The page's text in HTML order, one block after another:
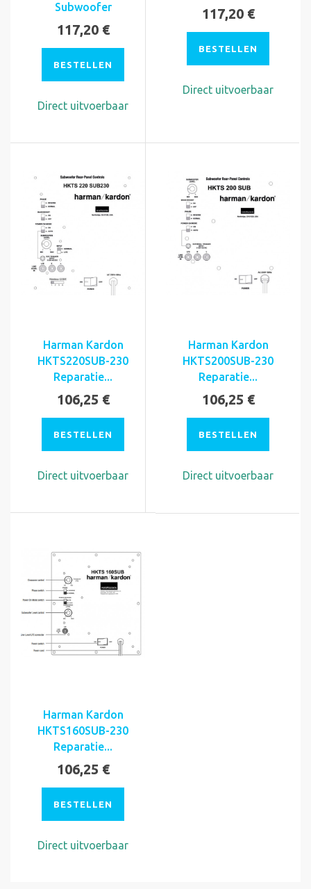
Subwoofer
117,20 €
BESTELLEN
Direct uitvoerbaar
117,20 €
BESTELLEN
Direct uitvoerbaar
Harman Kardon
HKTS220SUB-230
Reparatie...
106,25 €
BESTELLEN
Direct uitvoerbaar
Harman Kardon
HKTS200SUB-230
Reparatie...
106,25 €
BESTELLEN
Direct uitvoerbaar
Harman Kardon
HKTS160SUB-230
Reparatie...
106,25 €
BESTELLEN
Direct uitvoerbaar